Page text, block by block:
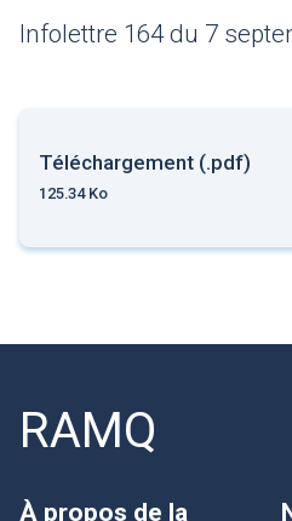
Infolettre 164 du 7
Téléchargement (.pdf)
125.34 Ko
RAMQ
À propos de la